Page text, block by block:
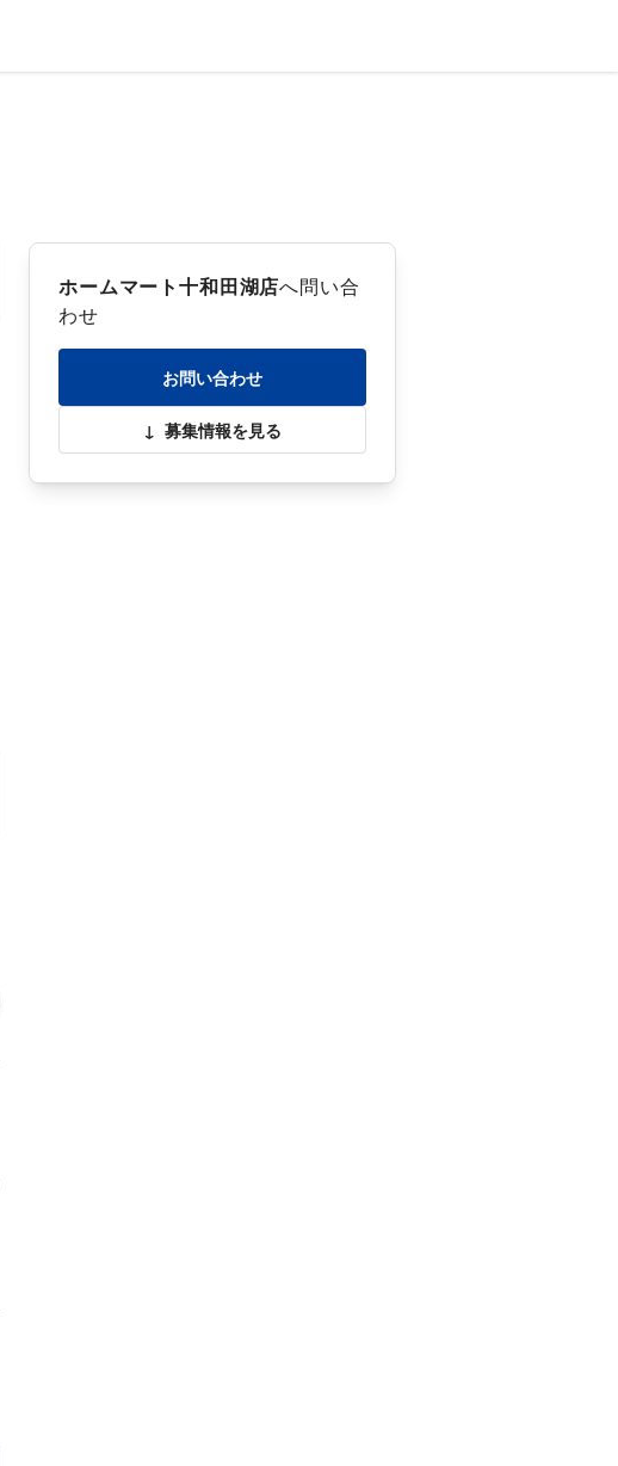
ホームマート十和田湖店へ問い合
わせ
お問い合わせ
↓ 募集情報を見る